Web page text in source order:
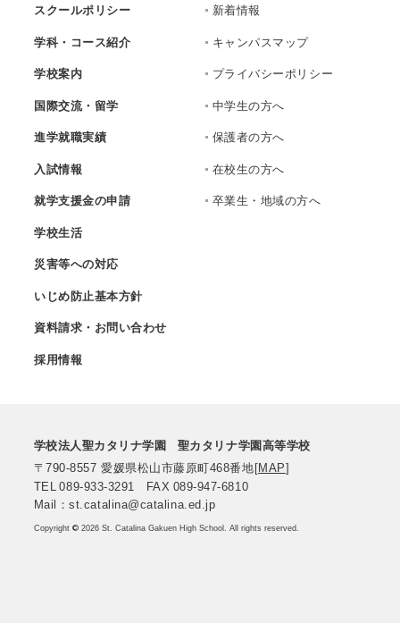
スクールポリシー
学科・コース紹介
学校案内
国際交流・留学
進学就職実績
入試情報
就学支援金の申請
学校生活
災害等への対応
いじめ防止基本方針
資料請求・お問い合わせ
採用情報
新着情報
キャンパスマップ
プライバシーポリシー
中学生の方へ
保護者の方へ
在校生の方へ
卒業生・地域の方へ
学校法人聖カタリナ学園
聖カタリナ学園高等学校
〒790-8557 愛媛県松山市藤原町468番地 [MAP]
TEL
089-933-3291 FAX 089-947-6810
Mail：st.catalina@catalina.ed.jp
Copyright ©2026 St. Catalina Gakuen High School. All rights reserved.